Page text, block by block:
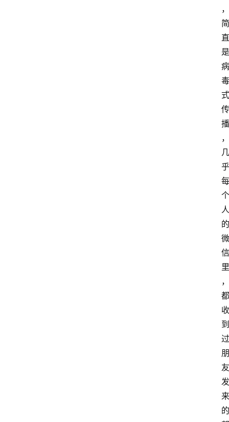
，
简
直
是
病
毒
式
传
播
，
几
乎
每
个
人
的
微
信
里
，
都
收
到
过
朋
友
发
来
的